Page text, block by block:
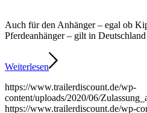
Auch für den Anhänger – egal ob
Pferdeanhänger – gilt in
Weiterlesen
https://www.trailerdiscount.de/wp-
content/uploads/2020/06/
https://www.trailerdiscount.de/wp-